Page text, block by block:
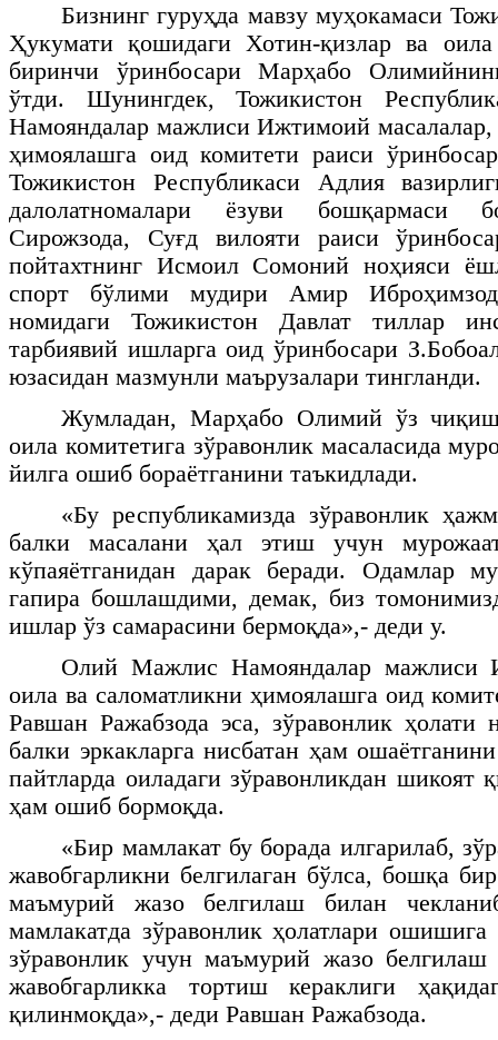
Бизнинг гуруҳда мавзу муҳокамаси
Ҳукумати қошидаги Хотин-қизлар ва
биринчи ўринбосари Марҳабо
ўтди. Шунингдек, Тожикистон
Намояндалар мажлиси Ижтимоий масалалар,
ҳимоялашга оид комитети раиси
Тожикистон Республикаси Адлия
далолатномалари ёзуви бошқармаси
Сирожзода, Суғд вилояти раиси
пойтахтнинг Исмоил Сомоний ноҳияси
спорт бўлими мудири Амир
номидаги Тожикистон Давлат тиллар
тарбиявий ишларга оид ўринбосари
юзасидан мазмунли маърузалари тингланди.
Жумладан, Марҳабо Олимий ўз
оила комитетига зўравонлик масаласида
йилга ошиб бораётганини таъкидлади.
«Бу республикамизда зўравонлик
балки масалани ҳал этиш учун
кўпаяётганидан дарак беради. Одамлар
гапира бошлашдими, демак, биз
ишлар ўз самарасини бермоқда»,- деди у.
Олий Мажлис Намояндалар мажлиси
оила ва саломатликни ҳимоялашга оид
Равшан Ражабзода эса, зўравонлик ҳолати
балки эркакларга нисбатан ҳам
пайтларда оиладаги зўравонликдан шикоят
ҳам ошиб бормоқда.
«Бир мамлакат бу борада илгарилаб,
жавобгарликни белгилаган бўлса, бошқа
маъмурий жазо белгилаш билан
мамлакатда зўравонлик ҳолатлари
зўравонлик учун маъмурий жазо
жавобгарликка тортиш кераклиги
қилинмоқда»,- деди Равшан Ражабзода.